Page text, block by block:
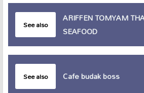
See also
ARIFFEN TOMYAM
SEAFOOD
See also Cafe budak boss